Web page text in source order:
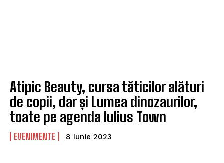
Atipic Beauty, cursa tăticilor alături
de copii, dar și Lumea dinozaurilor,
toate pe agenda Iulius Town
EVENIMENTE 8 Iunie 2023